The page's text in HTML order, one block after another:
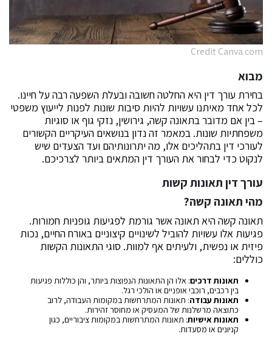
Credit Canva.com
מבוא
בחירת עורך דין היא החלטה חשובה ובעלת השפעה רבה על חיינו.
לכל אחד מאיתנו עשויות להיות סיבות שונות לפנות לייעוץ משפטי
– בין אם מדובר בתאונה קשה, גירושין, נזקי גוף או סוגיות
משפחתיות שונות. במאמר זה נדון בנושאים העיקריים הקשורים
לעורכי דין בתהליכים אלו, מה יתרונותיהם ועד הצעדים שיש
לנקוט כדי לבחור את העורך דין המתאים ביותר לצרכיכם.
עורך דין תאונות קשות
מהי תאונה קשה?
תאונה קשה היא תאונה אשר גורמת לפגיעות גופניות חמורות.
פגיעות אלו עשויות להוביל לשינויים קיצוניים באורח החיים, נכות
פיזית או נפשית, ולעיתים אף למוות. סוגי התאונות הקשות
כוללים:
תאונות דרכים: אלו הן התאונות הנפוצות ביותר, והן כוללות פגיעות
בין רכבים, רוכבי אופניים או הולכי רגל.
תאונות עבודה: תאונות המתרחשות במקומות העבודה, לרוב
כתוצאה מרשלנות של המעסיק או מחוסר זהירות.
תאונות אישיות: תאונות המתרחשות במקומות ציבוריים, כגון
קניונים או מסעדות.